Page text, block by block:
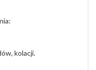
kolacji.